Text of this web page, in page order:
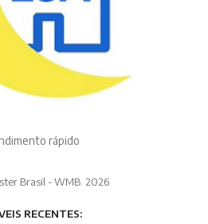
rápido
Brasil - WMB. 2026
RECENTES: